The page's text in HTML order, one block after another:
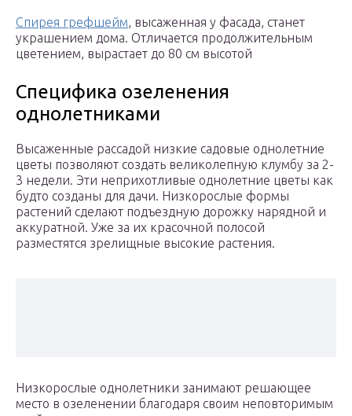
Спирея грефшейм, высаженная у фасада, станет
украшением дома. Отличается продолжительным
цветением, вырастает до 80 см высотой
Специфика озеленения
однолетниками
Высаженные рассадой низкие садовые однолетние
цветы позволяют создать великолепную клумбу за 2-
3 недели. Эти неприхотливые однолетние цветы как
будто созданы для дачи. Низкорослые формы
растений сделают подъездную дорожку нарядной и
аккуратной. Уже за их красочной полосой
разместятся зрелищные высокие растения.
Низкорослые однолетники занимают решающее
место в озеленении благодаря своим неповторимым